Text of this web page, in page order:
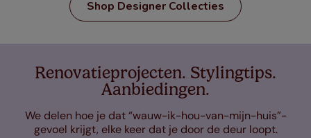
Shop Designer Collecties
Renovatieprojecten. Stylingtips.
Aanbiedingen.
We delen hoe je dat “wauw-ik-hou-van-mijn-huis”-
gevoel krijgt, elke keer dat je door de deur loopt.